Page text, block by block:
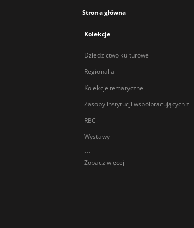
Strona główna
Kolekcje
Dziedzictwo kulturowe
Regionalia
Kolekcje tematyczne
Zasoby instytucji współpracujących z
RBC
Wystawy
...
Zobacz więcej